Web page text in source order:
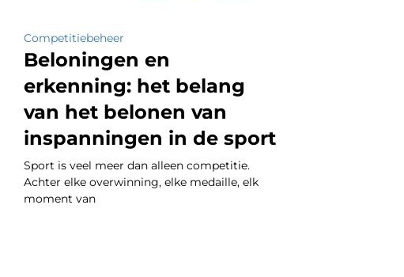
Competitiebeheer
Beloningen en
erkenning: het belang
van het belonen van
inspanningen in de sport
Sport is veel meer dan alleen competitie.
Achter elke overwinning, elke medaille, elk
moment van